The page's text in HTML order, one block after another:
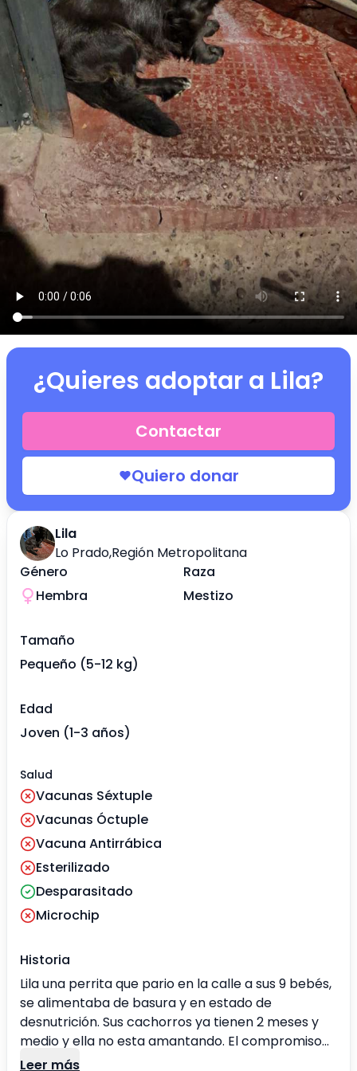
Lila
Lo Prado,Región Metropolitana
Género
Hembra
Raza
Mestizo
Tamaño
Pequeño (5-12 kg)
Edad
Joven (1-3 años)
Salud
Vacunas Séxtuple
Vacunas Óctuple
Vacuna Antirrábica
Esterilizado
Desparasitado
Microchip
Historia
Lila una perrita que pario en la calle a sus 9 bebés,
se alimentaba de basura y en estado de
desnutrición. Sus cachorros ya tienen 2 meses y
medio y ella no esta amantando. El compromiso
es con esterilización, y colocar al día sus vacunas.
Leer más
¿Quieres adoptar a Lila?
Contactar
Quiero donar